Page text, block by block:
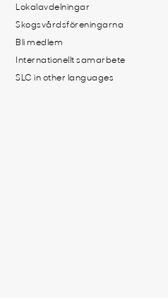
Lokalavdelningar
Skogsvårdsföreningarna
Bli medlem
Internationellt samarbete
SLC in other languages